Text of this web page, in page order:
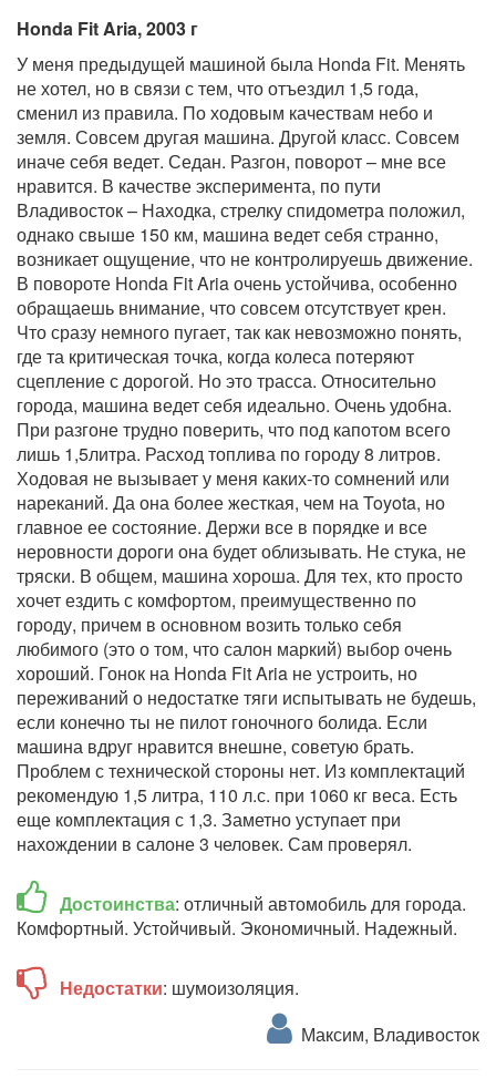
Honda Fit Aria, 2003 г
У меня предыдущей машиной была Honda Fit. Менять
не хотел, но в связи с тем, что отъездил 1,5 года,
сменил из правила. По ходовым качествам небо и
земля. Совсем другая машина. Другой класс. Совсем
иначе себя ведет. Седан. Разгон, поворот – мне все
нравится. В качестве эксперимента, по пути
Владивосток – Находка, стрелку спидометра положил,
однако свыше 150 км, машина ведет себя странно,
возникает ощущение, что не контролируешь движение.
В повороте Honda Fit Aria очень устойчива, особенно
обращаешь внимание, что совсем отсутствует крен.
Что сразу немного пугает, так как невозможно понять,
где та критическая точка, когда колеса потеряют
сцепление с дорогой. Но это трасса. Относительно
города, машина ведет себя идеально. Очень удобна.
При разгоне трудно поверить, что под капотом всего
лишь 1,5литра. Расход топлива по городу 8 литров.
Ходовая не вызывает у меня каких-то сомнений или
нареканий. Да она более жесткая, чем на Toyota, но
главное ее состояние. Держи все в порядке и все
неровности дороги она будет облизывать. Не стука, не
тряски. В общем, машина хороша. Для тех, кто просто
хочет ездить с комфортом, преимущественно по
городу, причем в основном возить только себя
любимого (это о том, что салон маркий) выбор очень
хороший. Гонок на Honda Fit Aria не устроить, но
переживаний о недостатке тяги испытывать не будешь,
если конечно ты не пилот гоночного болида. Если
машина вдруг нравится внешне, советую брать.
Проблем с технической стороны нет. Из комплектаций
рекомендую 1,5 литра, 110 л.с. при 1060 кг веса. Есть
еще комплектация с 1,3. Заметно уступает при
нахождении в салоне 3 человек. Сам проверял.
Достоинства: отличный автомобиль для города.
Комфортный. Устойчивый. Экономичный. Надежный.
Недостатки: шумоизоляция.
Максим, Владивосток